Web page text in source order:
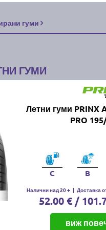
гуми
ГУМИ
Летни гуми PRINX
PRO
C B
Налични над 20 + | Доставка
52.00 € /
виж